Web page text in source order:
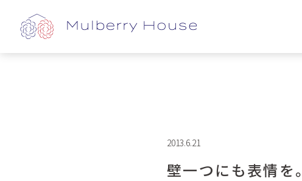
2013.6.21
壁一つにも表情